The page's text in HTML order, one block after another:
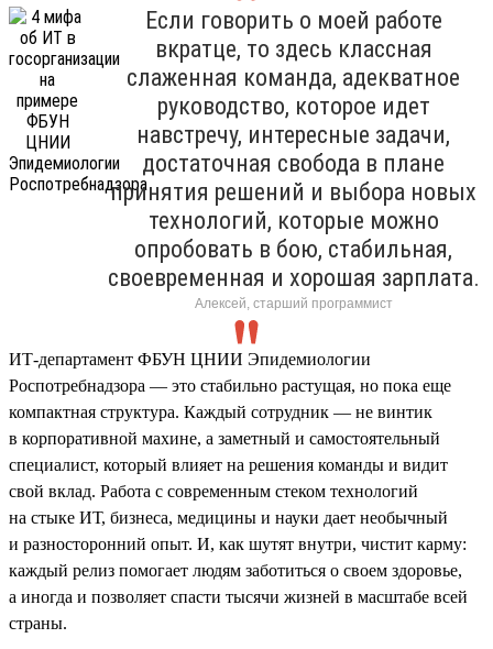
Если говорить о моей работе
вкратце, то здесь классная
слаженная команда, адекватное
руководство, которое идет
навстречу, интересные задачи,
достаточная свобода в плане
принятия решений и выбора новых
технологий, которые можно
опробовать в бою, стабильная,
своевременная и хорошая зарплата.
Алексей, старший программист
ИТ-департамент ФБУН ЦНИИ Эпидемиологии
Роспотребнадзора — это стабильно растущая, но пока еще
компактная структура. Каждый сотрудник — не винтик
в корпоративной махине, а заметный и самостоятельный
специалист, который влияет на решения команды и видит
свой вклад. Работа с современным стеком технологий
на стыке ИТ, бизнеса, медицины и науки дает необычный
и разносторонний опыт. И, как шутят внутри, чистит карму:
каждый релиз помогает людям заботиться о своем здоровье,
а иногда и позволяет спасти тысячи жизней в масштабе всей
страны.